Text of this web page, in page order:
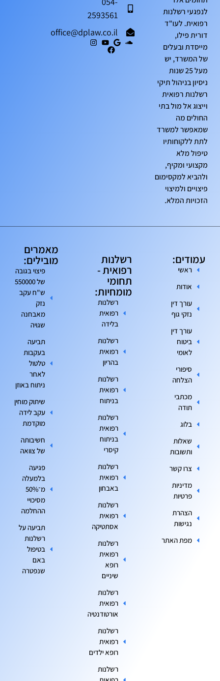
לנפגעי רשלנות
רפואית. לעו"ד
דורית פילו,
מייסדת ובעלים
של המשרד, יש
מעל 25 שנות
ניסיון בניהול תיקי
רשלנות רפואית
וייצוג אל מול בתי
החולים מה
שמאפשר למשרד
לתת ללקוחותיו
טיפול מלא
מקצועי ומקיף,
ולהביא למקסימום
פיצויים ולמיצוי
הזכויות המלא.
2593561
office@dplaw.co.il
עמודים:
ראשי
אודות
עורך דין
נזקי גוף
עורך דין
ביטוח
לאומי
סיפורי
הצלחה
מכתבי
תודה
בלוג
שאלות
ותשובות
צרו קשר
מדיניות
פרטיות
הצהרת
נגישות
מפת האתר
רשלנות
רפואית -
תחומי
מומחיות:
רשלנות
רפואית
בלידה
רשלנות
רפואית
בהריון
רשלנות
רפואית
בניתוח
רשלנות
רפואית
בניתוח
קיסרי
רשלנות
רפואית
באבחון
רשלנות
רפואית
אסתטיקה
רשלנות
רפואית
רופא
שיניים
רשלנות
רפואית
אורטודנטיה
רשלנות
רפואית
רופא ילדים
רשלנות
מאמרים
מובילים:
פיצוי בגובה
של 550000
ש"ח עקב
נזק
מאבחנה
שגויה
תביעה
בעקבות
טלטול
לאחר
ניתוח באוזן
שיתוק מוחין
עקב לידה
מוקדמת
חשיבותה
של צוואה
פגיעה
בלמעלה
מ־50%
מסיכויי
ההחלמה
תביעה על
רשלנות
בטיפול
באם
שנפטרה